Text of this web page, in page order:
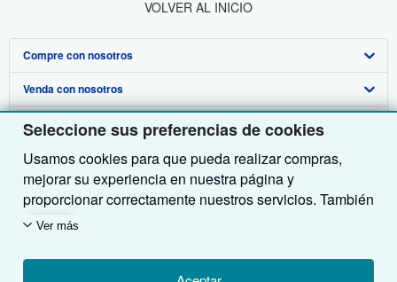
Seleccione sus preferencias de cookies
Usamos cookies para que pueda realizar compras,
mejorar su experiencia en nuestra página y
proporcionar correctamente nuestros servicios. También
utilizamos cookies para comprender el modo en que los
midiendo las visitas al sitio) y así poder realizar
Ver más
VOLVER AL INICIO
Compre con nosotros
Búsqueda avanzada
Colecciones
Mi cuenta
Mis pedidos
Ver carrito
Venda con nosotros
Comenzar a vender
Únase a nuestro programa de afiliados
Recomiende un vendedor
Sobre nosotros
Sobre IberLibro
Medios
Empleo
Política de Privacidad
Obtener Ayuda
Preguntas frecuentes y guías
Atención al Cliente
Otras compañías de AbeBooks
AbeBooks.com
AbeBooks.co.uk
Siga a IberLibro